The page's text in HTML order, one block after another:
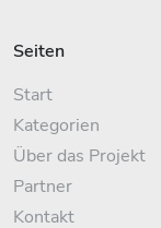
Seiten
Start
Kategorien
Über das Projekt
Partner
Kontakt